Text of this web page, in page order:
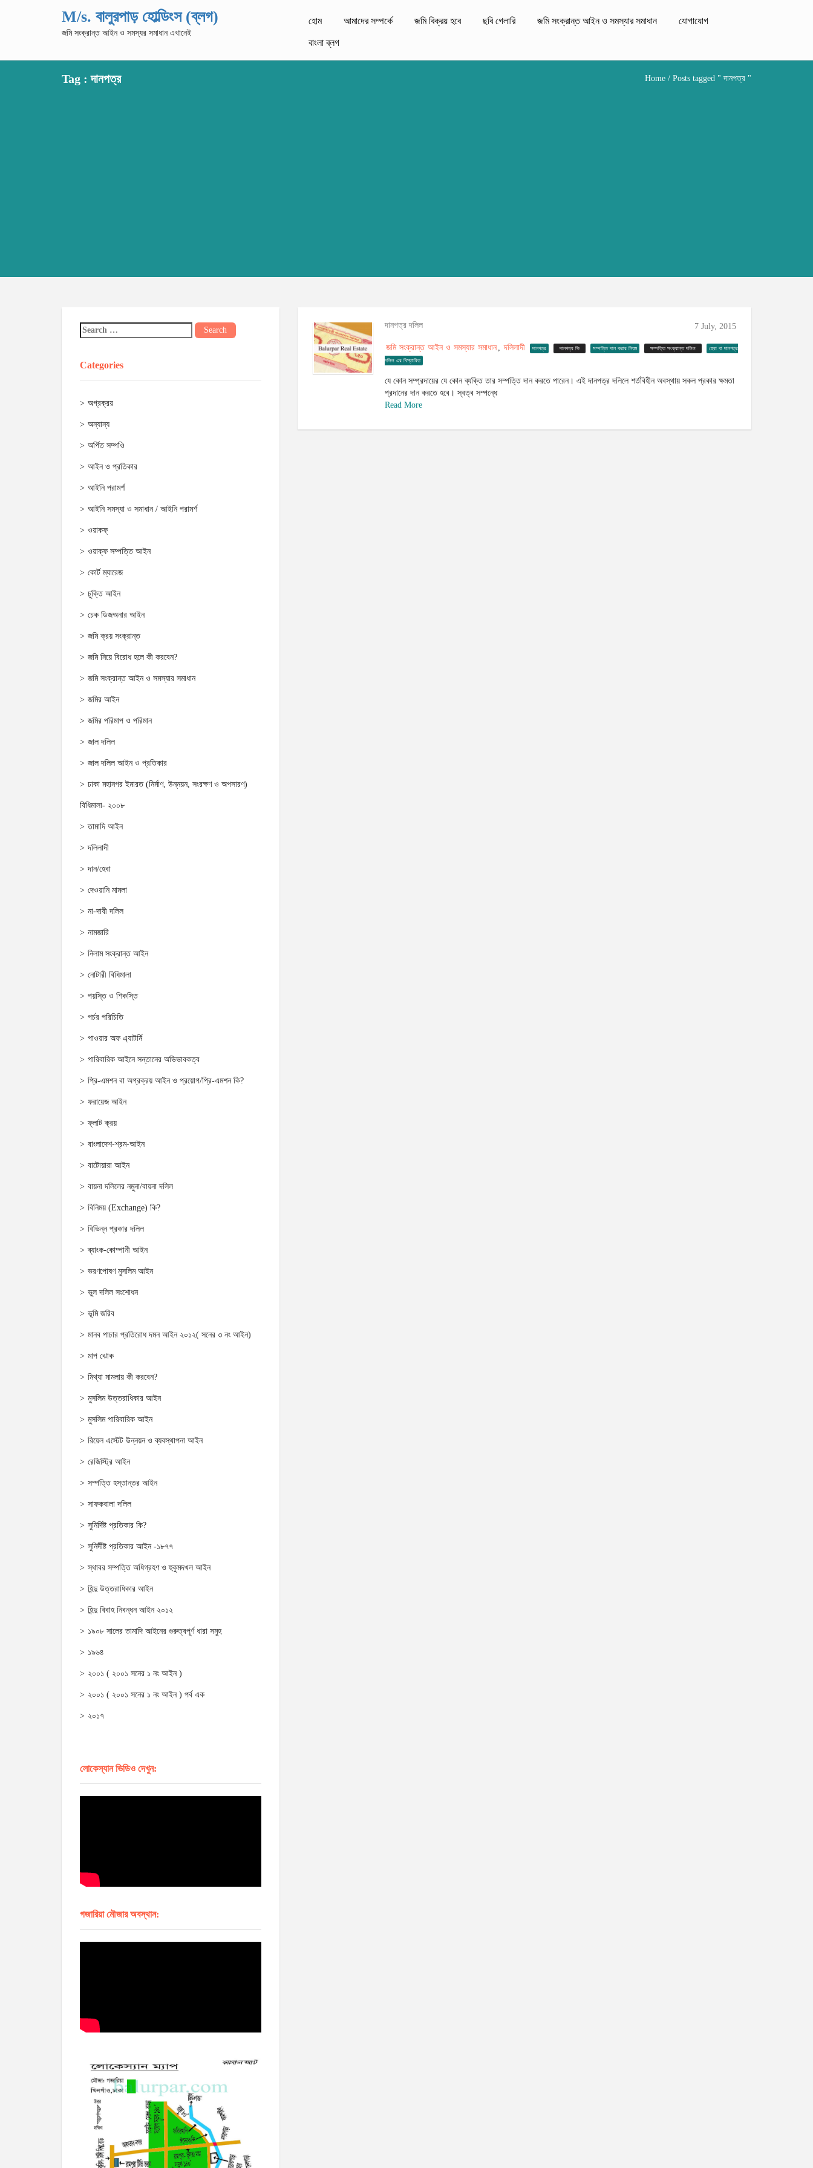
M/s. বালুরপাড় হোল্ডিংস (ব্লগ)
জমি সংক্রান্ত আইন ও সমস্যর সমাধান এখানেই
হোম আমাদের সম্পর্কে জমি বিক্রয় হবে ছবি গেলারি জমি সংক্রান্ত আইন ও সমস্যার সমাধান যোগাযোগ
বাংলা ব্লগ
Tag : দানপত্র Home / Posts tagged " দানপত্র "
Categories
অগ্রক্রয়
অন্যান্য
অর্পিত সম্পওি
আইন ও প্রতিকার
আইনি পরামর্শ
আইনি সমস্যা ও সমাধান / আইনি পরামর্শ
ওয়াকফ্
ওয়াক্‌ফ সম্পত্তি আইন
কোর্ট ম্যারেজ
চুক্তি আইন
চেক ডিজঅনার আইন
জমি ক্রয় সংক্রান্ত
জমি নিয়ে বিরোধ হলে কী করবেন?
জমি সংক্রান্ত আইন ও সমস্যার সমাধান
জমির আইন
জমির পরিমাপ ও পরিমান
জাল দলিল
জাল দলিল আইন ও প্রতিকার
ঢাকা মহানগর ইমারত (নির্মাণ, উন্নয়ন, সংরক্ষণ ও অপসারণ)
বিধিমালা- ২০০৮
তামাদি আইন
দলিলাদী
দান/হেবা
দেওয়ানি মামলা
না-দাবী দলিল
নামজারি
নিলাম সংক্রান্ত আইন
নোটারী বিধিমালা
পয়স্তি ও শিকস্তি
পর্চর পরিচিতি
পাওয়ার অফ এ্যাটর্নি
পারিবারিক আইনে সন্তানের অভিভাবকত্ব
প্রি-এমশন বা অগ্রক্রয় আইন ও প্রয়োগ/প্রি-এমশন কি?
ফরায়েজ আইন
ফ্লাট ক্রয়
বাংলাদেশ-শ্রম-আইন
বাটোয়ারা আইন
বায়না দলিলের নমুনা/বায়না দলিল
বিনিময় (Exchange) কি?
বিভিন্ন প্রকার দলিল
ব্যাংক-কোম্পানী আইন
ভরণপোষণ মুসলিম আইন
ভুল দলিল সংশোধন
ভূমি জরিব
মানব পাচার প্রতিরোধ দমন আইন ২০১২( সনের ৩ নং আইন)
মাপ ঝোক
মিথ্যা মামলায় কী করবেন?
মুসলিম উত্তরাধিকার আইন
মুসলিম পারিবারিক আইন
রিয়েল এস্টেট উন্নয়ন ও ব্যবস্থাপনা আইন
রেজিস্ট্রি আইন
সম্পত্তি হস্তান্তর আইন
সাফকবালা দলিল
সুনির্দিষ্ট প্রতিকার কি?
সুনির্দীষ্ট প্রতিকার আইন -১৮৭৭
স্থাবর সম্পত্তি অধিগ্রহণ ও হুকুমদখল আইন
হিন্দু উত্তরাধিকার আইন
হিন্দু বিবাহ নিবন্ধন আইন ২০১২
১৯০৮ সালের তামাদি আইনের গুরুত্বপূর্ণ ধারা সমুহ
১৯৬৪
২০০১ ( ২০০১ সনের ১ নং আইন )
২০০১ ( ২০০১ সনের ১ নং আইন ) পর্ব এক
২০১৭
লোকেস্যান ভিডিও দেখুন:
গজারিয়া মৌজার অবস্থান:
দানপত্র দলিল 7 July, 2015
জমি সংক্রান্ত আইন ও সমস্যার সমাধান, দলিলাদী দানপত্র দানপত্র কি সম্পত্তি দান করার নিয়ম সম্পত্তি সংক্রান্ত দলিল
হেবা বা দানপত্র
দলিল এর বিস্তারিত
যে কোন সম্প্রদায়ের যে কোন ব্যক্তি তার সম্পত্তি দান করতে পারেন। এই দানপত্র দলিলে শর্তবিহীন অবস্থায় সকল প্রকার ক্ষমতা
প্রদানের দান করতে হবে। স্বত্ব সম্পন্ধে
Read More